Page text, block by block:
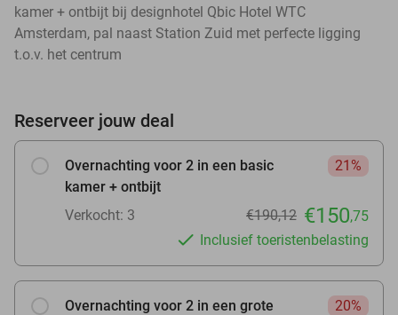
kamer + ontbijt bij designhotel Qbic Hotel WTC
Amsterdam, pal naast Station Zuid met perfecte ligging
t.o.v. het centrum
Reserveer jouw deal
Overnachting voor 2 in een basic
kamer + ontbijt
21%
Verkocht: 3 €190,12 €150,75
Inclusief toeristenbelasting
Overnachting voor 2 in een grote
20%